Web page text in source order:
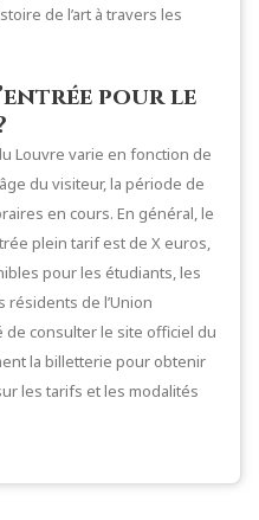
de l’art à travers les
pour le
Louvre varie en fonction de
du visiteur, la période de
en cours. En général, le
plein tarif est de X euros,
pour les étudiants, les
résidents de l’Union
consulter le site officiel du
la billetterie pour obtenir
les tarifs et les modalités